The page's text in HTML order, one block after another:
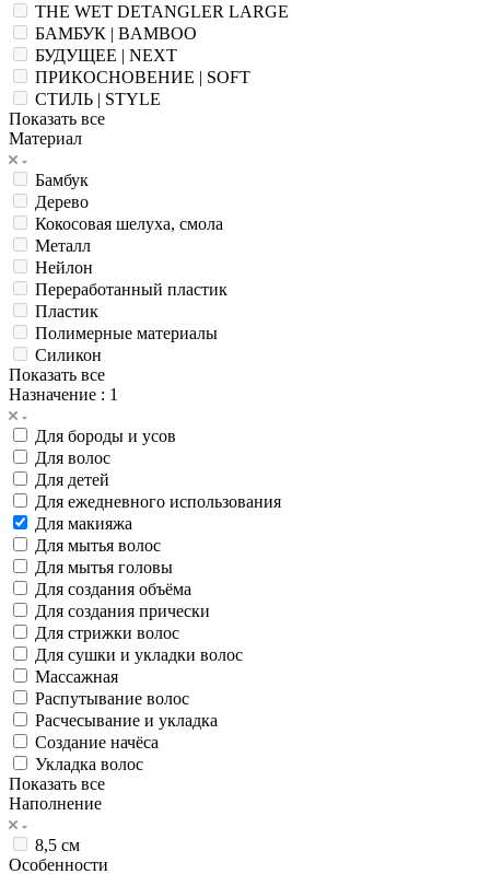
THE WET DETANGLER LARGE
БАМБУК | BAMBOO
БУДУЩЕЕ | NEXT
ПРИКОСНОВЕНИЕ | SOFT
СТИЛЬ | STYLE
Показать все
Материал
Бамбук
Дерево
Кокосовая шелуха, смола
Металл
Нейлон
Переработанный пластик
Пластик
Полимерные материалы
Силикон
Показать все
Назначение : 1
Для бороды и усов
Для волос
Для детей
Для ежедневного использования
Для макияжа
Для мытья волос
Для мытья головы
Для создания объёма
Для создания прически
Для стрижки волос
Для сушки и укладки волос
Массажная
Распутывание волос
Расчесывание и укладка
Создание начёса
Укладка волос
Показать все
Наполнение
8,5 см
Особенности